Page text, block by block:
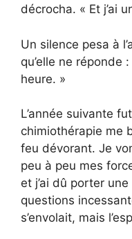
décrocha. « Et j’ai
Un silence pesa à
qu’elle ne réponde
heure. »
L’année suivante
chimiothérapie me
feu dévorant. Je
peu à peu mes
et j’ai dû porter
questions
s’envolait, mais